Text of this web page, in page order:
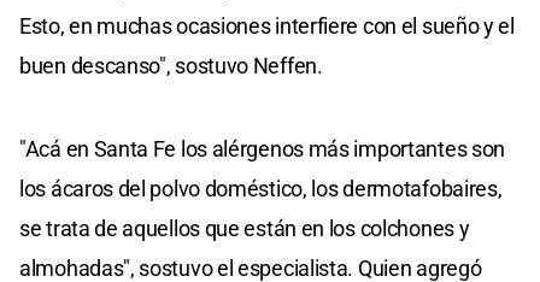
Esto, en muchas ocasiones interfiere con el sueño y el
buen descanso", sostuvo Neffen.
"Acá en Santa Fe los alérgenos más importantes son
los ácaros del polvo doméstico, los dermotafobaires,
se trata de aquellos que están en los colchones y
almohadas", sostuvo el especialista. Quien agregó